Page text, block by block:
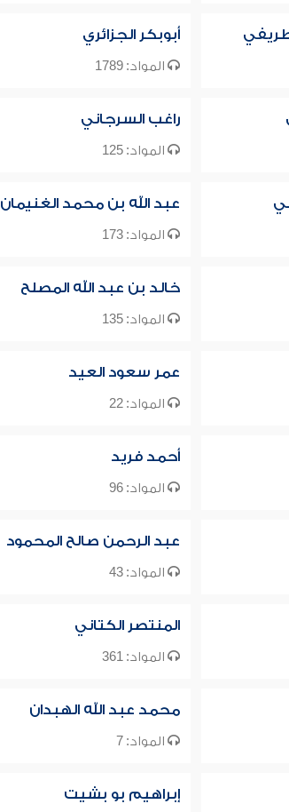
أبوبكر الجزائري
المواد: 1789
راغب السرجاني
المواد: 125
عبد الله بن محمد الغنيمان
المواد: 173
خالد بن عبد الله المصلح
المواد: 135
عمر سعود العيد
المواد: 22
أحمد فريد
المواد: 96
عبد الرحمن صالح المحمود
المواد: 43
المنتصر الكتاني
المواد: 361
محمد عبد الله الهبدان
المواد: 7
إبراهيم بو بشيت